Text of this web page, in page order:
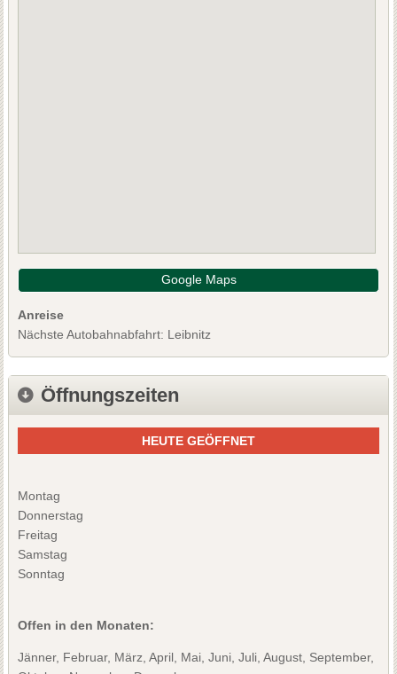
Google Maps
Anreise
Nächste Autobahnabfahrt: Leibnitz
Öffnungszeiten
HEUTE GEÖFFNET
Montag
Donnerstag
Freitag
Samstag
Sonntag
Offen in den Monaten:
Jänner, Februar, März, April, Mai, Juni, Juli, August, September,